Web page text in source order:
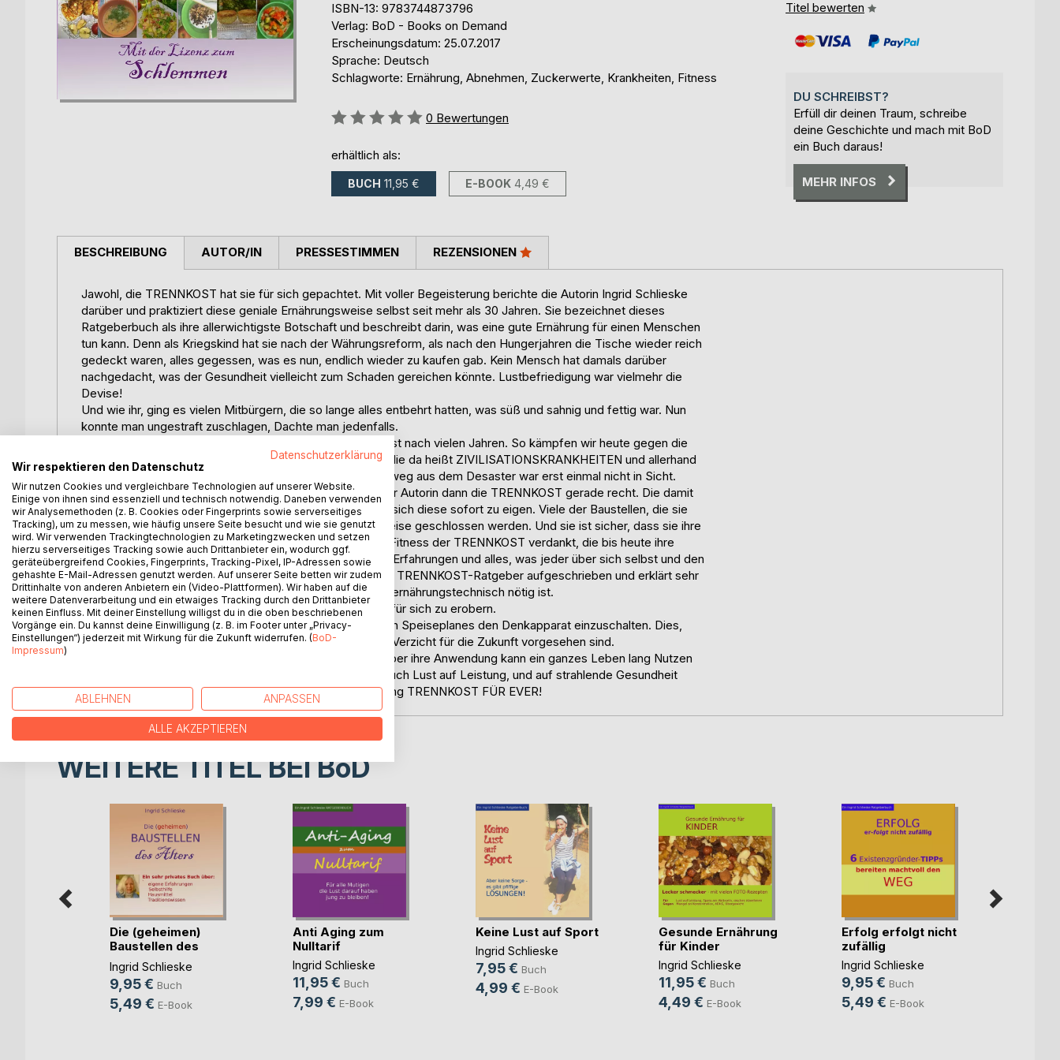
ISBN-13: 9783744873796
Verlag: BoD - Books on Demand
Erscheinungsdatum: 25.07.2017
Sprache: Deutsch
Schlagworte: Ernährung, Abnehmen, Zuckerwerte, Krankheiten, Fitness
Bewertung::
0 Bewertungen
erhältlich als:
BUCH 11,95 € E-BOOK 4,49 €
Titel bewerten
DU SCHREIBST?
Erfüll dir deinen Traum, schreibe
deine Geschichte und mach mit BoD
ein Buch daraus!
MEHR INFOS
BESCHREIBUNG
Jawohl, die TRENNKOST hat sie für sich gepachtet. Mit voller Begeisterung berichte die Autorin Ingrid Schlieske
darüber und praktiziert diese geniale Ernährungsweise selbst seit mehr als 30 Jahren. Sie bezeichnet dieses
Ratgeberbuch als ihre allerwichtigste Botschaft und beschreibt darin, was eine gute Ernährung für einen Menschen
tun kann. Denn als Kriegskind hat sie nach der Währungsreform, als nach den Hungerjahren die Tische wieder reich
gedeckt waren, alles gegessen, was es nun, endlich wieder zu kaufen gab. Kein Mensch hat damals darüber
nachgedacht, was der Gesundheit vielleicht zum Schaden gereichen könnte. Lustbefriedigung war vielmehr die
Devise!
Und wie ihr, ging es vielen Mitbürgern, die so lange alles entbehrt hatten, was süß und sahnig und fettig war. Nun
konnte man ungestraft zuschlagen, Dachte man jedenfalls.
Die Folgen solcher Unbedachtheit zeigen sich dann oft erst nach vielen Jahren. So kämpfen wir heute gegen die
hausgemachte Last, die wir uns selber angelacht hatten, die da heißt ZIVILISATIONSKRANKHEITEN und allerhand
damit verbundene Beschwerden. Ein überzeugender Ausweg aus dem Desaster war erst einmal nicht in Sicht.
In besonders stressigen und sogar Burnoutzeiten, kam der Autorin dann die TRENNKOST gerade recht. Die damit
verbundenen Prinzipien leuchteten ihr ein und sie machte sich diese sofort zu eigen. Viele der Baustellen, die sie
sich selbst zuschreiben musste, konnten ich auf diese Weise geschlossen werden. Und sie ist sicher, dass sie ihre
heutige gute Form, in Bezug auf körperliche und geistige Fitness der TRENNKOST verdankt, die bis heute ihre
bevorzugte Ernährungsform blieb. So hat sie über eigene Erfahrungen und alles, was jeder über sich selbst und den
eigenen Nährstoffbedarf unbedingt wissen muss, in ihrem TRENNKOST-Ratgeber aufgeschrieben und erklärt sehr
schlüssig auf spannende und auch amüsante Weise, was ernährungstechnisch nötig ist.
Es macht tatsächlich nur wenig Mühe, um dieses Wissen für sich zu erobern.
Und es tut gar nicht weh, vor dem Aufstellung des eigenen Speiseplanes den Denkapparat einzuschalten. Dies,
zumal köstliche Speisen winken und weder Hunger, noch Verzicht für die Zukunft vorgesehen sind.
Die Regeln der Trennkost sind in der Tat schnell erlernt, aber ihre Anwendung kann ein ganzes Leben lang Nutzen
bringen und für riesige Energie und Tatkraft sorgen, wie auch Lust auf Leistung, und auf strahlende Gesundheit
machen. So geraten Anwender schnell zu der Überzeugung TRENNKOST FÜR EVER!
AUTOR/IN PRESSESTIMMEN REZENSIONEN
WEITERE TITEL BEIBoD
Die (geheimen)
Baustellen des
Alters
Ingrid Schlieske
9,95 € Buch
5,49 € E-Book
Anti Aging zum
Nulltarif
Ingrid Schlieske
11,95 € Buch
7,99 € E-Book
Keine Lust auf Sport
Ingrid Schlieske
7,95 € Buch
4,99 € E-Book
Gesunde Ernährung
für Kinder
Ingrid Schlieske
11,95 € Buch
4,49 € E-Book
Erfolg erfolgt nicht
zufällig
Ingrid Schlieske
9,95 € Buch
5,49 € E-Book
Datenschutzerklärung
Wir respektieren den Datenschutz
Wir nutzen Cookies und vergleichbare Technologien auf unserer Website.
Einige von ihnen sind essenziell und technisch notwendig. Daneben verwenden
wir Analysemethoden (z. B. Cookies oder Fingerprints sowie serverseitiges
Tracking), um zu messen, wie häufig unsere Seite besucht und wie sie genutzt
wird. Wir verwenden Trackingtechnologien zu Marketingzwecken und setzen
hierzu serverseitiges Tracking sowie auch Drittanbieter ein, wodurch ggf.
geräteübergreifend Cookies, Fingerprints, Tracking-Pixel, IP-Adressen sowie
gehashte E-Mail-Adressen genutzt werden. Auf unserer Seite betten wir zudem
Drittinhalte von anderen Anbietern ein (Video-Plattformen). Wir haben auf die
weitere Datenverarbeitung und ein etwaiges Tracking durch den Drittanbieter
keinen Einfluss. Mit deiner Einstellung willigst du in die oben beschriebenen
Vorgänge ein. Du kannst deine Einwilligung (z. B. im Footer unter „Privacy-
Einstellungen“) jederzeit mit Wirkung für die Zukunft widerrufen. (BoD-
Impressum)
ABLEHNEN ANPASSEN
ALLE AKZEPTIEREN